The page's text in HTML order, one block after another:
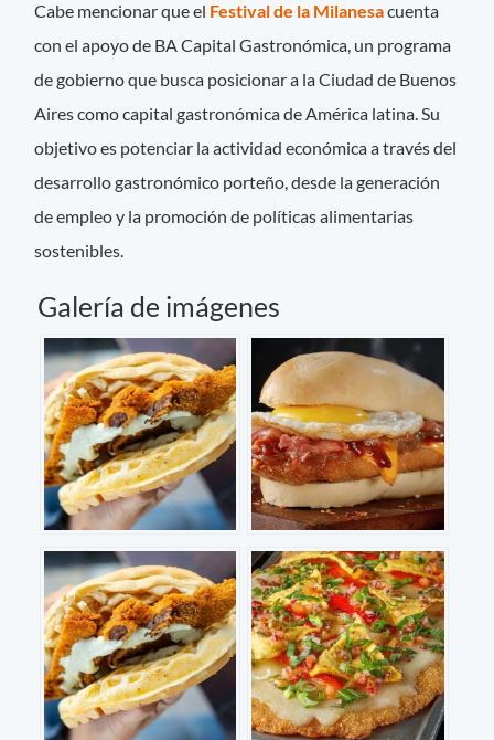
Cabe mencionar que el Festival de la Milanesacuenta
con el apoyo de BA Capital Gastronómica, un programa
de gobierno que busca posicionar a la Ciudad de Buenos
Aires como capital gastronómica de América latina. Su
objetivo es potenciar la actividad económica a través del
desarrollo gastronómico porteño, desde la generación
de empleo y la promoción de políticas alimentarias
sostenibles.
Galería de imágenes